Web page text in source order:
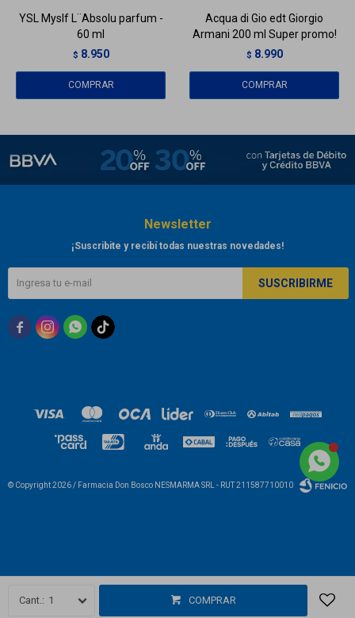
1 COMPRAR
YSL Myslf L¨Absolu parfum -
60 ml
$ 8.950
Acqua di Gio edt Giorgio
Armani 200 ml Super promo!
$ 8.990
Newsletter
¡Suscribite y recibí todas nuestras novedades!
SUSCRIBIRME
  
© Copyright 2026 / Farmacia Don Bosco NESMARMA SRL - RUT 211587710010
Fenicio